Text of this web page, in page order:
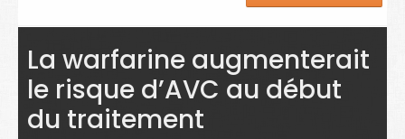
Actualités
Sciences
Maladies
La warfarine augmenterait
le risque d’AVC au début
du traitement